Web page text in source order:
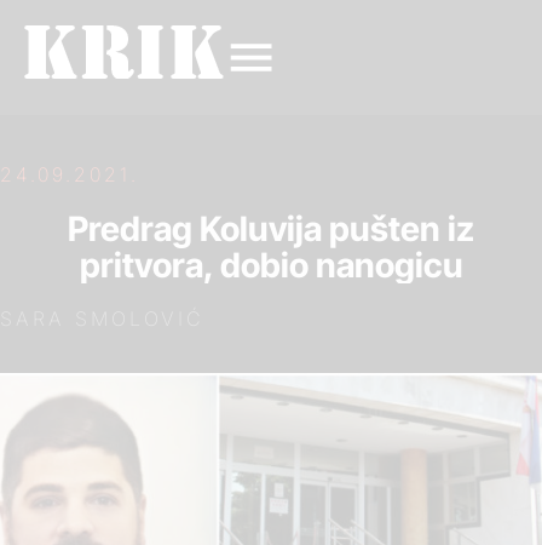
24.09.2021.
Predrag Koluvija pušten iz
pritvora, dobio nanogicu